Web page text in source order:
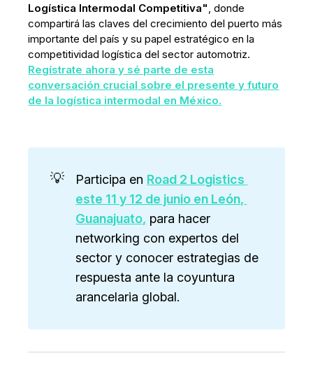
Logística Intermodal Competitiva", donde
compartirá las claves del crecimiento del puerto más
importante del país y su papel estratégico en la
competitividad logística del sector automotriz.
Regístrate ahora y sé parte de esta
conversación crucial sobre el presente y futuro
de la logística intermodal en México.
💡 Participa en Road 2 Logistics
este 11 y 12 de junio en León,
Guanajuato, para hacer
networking con expertos del
sector y conocer estrategias de
respuesta ante la coyuntura
arancelaria global.